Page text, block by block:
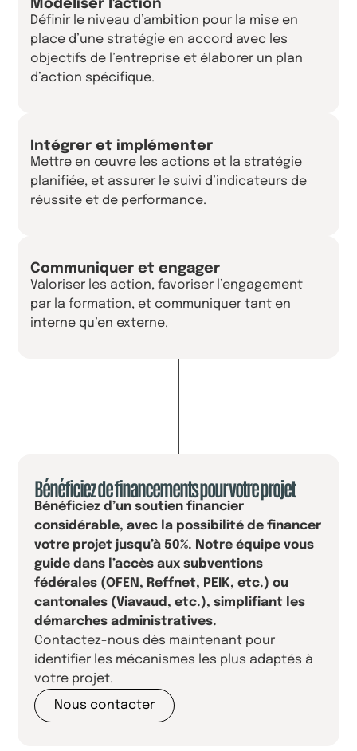
Modéliser l'action
Définir le niveau d’ambition pour la mise en
place d’une stratégie en accord avec les
objectifs de l’entreprise et élaborer un plan
d’action spécifique.
Intégrer et implémenter
Mettre en œuvre les actions et la stratégie
planifiée, et assurer le suivi d’indicateurs de
réussite et de performance.
Communiquer et engager
Valoriser les action, favoriser l’engagement
par la formation, et communiquer tant en
interne qu’en externe.
Bénéficiez de financements pour votre projet
Bénéficiez d’un soutien financier
considérable, avec la possibilité de financer
votre projet jusqu’à 50%. Notre équipe vous
guide dans l’accès aux subventions
fédérales (OFEN, Reffnet, PEIK, etc.) ou
cantonales (Viavaud, etc.), simplifiant les
démarches administratives.
Contactez-nous dès maintenant pour
identifier les mécanismes les plus adaptés à
votre projet.
Nous contacter